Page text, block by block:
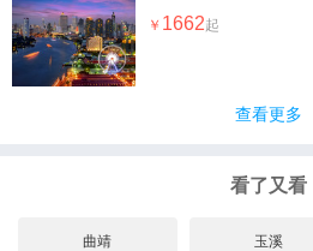
1662
查看更多
看了又看
曲靖 玉溪